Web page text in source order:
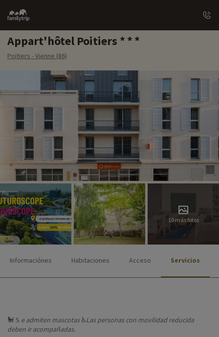
Family
trip
Appart'hôtel Poitiers
Poitiers - Vienne (86)
10 más fotos
Informaciónes Habitaciones Acceso Servicios
🐩 S e admiten mascotas♿Las personas con movilidad reducida
deben ir acompañadas.